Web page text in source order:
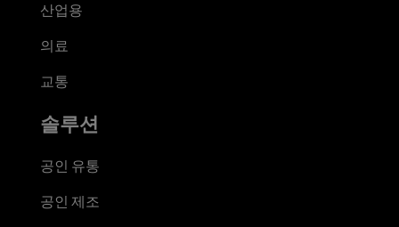
산업용
의료
교통
솔루션
공인 유통
공인 제조